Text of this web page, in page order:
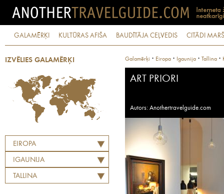
GALAMĒRĶI KULTŪRAS AFIŠA BAUDĪTĀJA CEĻVEDIS CITĀDI
IZVĒLIES GALAMĒRĶI
EIROPA
IGAUNIJA
TALLINA
Galamērķi · Eiropa · Igaunija · Tallina ·
ART PRIORI
Autors: Anothertravelguide.com